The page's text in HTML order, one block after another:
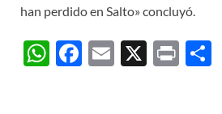
han perdido en Salto» concluyó.
W F
E
X
P